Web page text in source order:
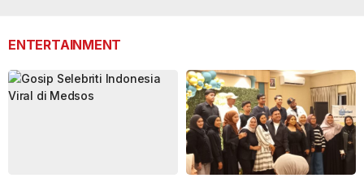
ENTERTAINMENT